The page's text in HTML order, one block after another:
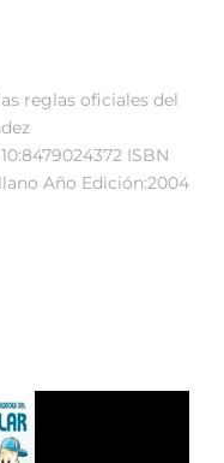
reglas oficiales del
ISBN
Año Edición:2004